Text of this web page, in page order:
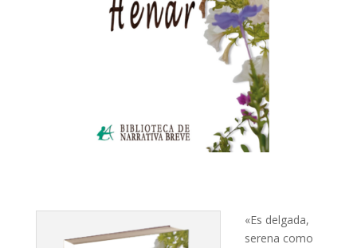
«Es delgada,
serena como